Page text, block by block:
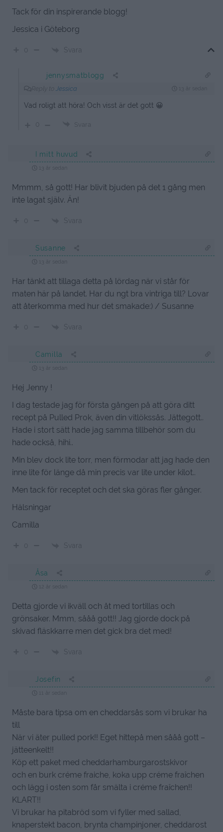
Tack för din inspirerande blogg!
Jessica i Göteborg
0 Svara
jennysmatblogg
Jessica
Vad roligt att höra! Och visst är det gott 😀
0 Svara
I mitt huvud
13 år sedan
Mmmm, så gott! Har blivit bjuden på det 1 gång men
inte lagat själv. Än!
0 Svara
Susanne
13 år sedan
Har tänkt att tillaga detta på lördag när vi står för
maten här på landet. Har du ngt bra vintriga till? Lovar
att återkomma med hur det smakade:) / Susanne
0 Svara
Camilla
13 år sedan
Hej Jenny !
I dag testade jag för första gången på att göra ditt
recept på Pulled Prok, även din vitlökssås. Jättegott..
Hade i stort sätt hade jag samma tillbehör som du
hade också, hihi..
Min blev dock lite torr, men förmodar att jag hade den
inne lite för länge då min precis var lite under kilot..
Men tack för receptet och det ska göras fler gånger.
Hälsningar
Camilla
0 Svara
Åsa
12 år sedan
Detta gjorde vi ikväll och åt med tortillas och
grönsaker. Mmm, sååå gott!! Jag gjorde dock på
skivad fläskkarre men det gick bra det med!
0 Svara
Josefin
11 år sedan
Måste bara tipsa om en cheddarsås som vi brukar ha
till
När vi äter pulled pork!! Eget hittepå men sååå gott –
jätteenkelt!!
Köp ett paket med cheddarhamburgarostskivor
och en burk créme fraiche, koka upp créme fraîchen
och lägg i osten som får smälta i créme fraîchen!!
KLART!!
Vi brukar ha pitabröd som vi fyller med sallad,
knaperstekt bacon, brynta champinjoner, cheddarost